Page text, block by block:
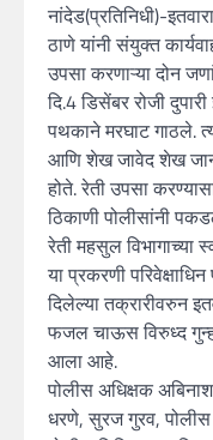
नांदेड(प्रतिनिधी)-
ठाणे यांनी संयुक्त
उपसा करणाऱ्या दोन
दि.4 डिसेंबर रोजी
पथकाने मरघाट गाठले.
आणि शेख जावेद शेख
होते. रेती उपसा
ठिकाणी पोलीसांनी
रेती महसुल विभागाच्या
या प्रकरणी
दिलेल्या तक्रारीवरुन
फजल चाऊस विरुध्द
आला आहे.
पोलीस अधिक्षक
धरणे, सुरज गुरव,